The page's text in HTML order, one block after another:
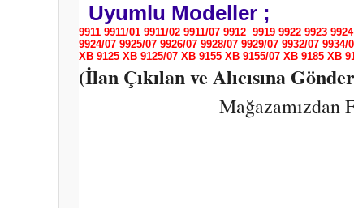
Uyumlu Modeller ;
9911 9911/01 9911/02 9911/07 9912 9919 9922 9923
9924/07 9925/07 9926/07 9928/07 9929/07 9932/07 9934/
XB 9125 XB 9125/07 XB 9155 XB 9155/07 XB 9185 XB
(İlan Çıkılan ve Alıcısına
Mağazamızdan